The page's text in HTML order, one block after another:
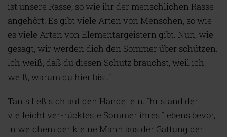
ist unsere Rasse, so wie ihr der menschlichen Rasse
angehört. Es gibt viele Arten von Menschen, so wie
es viele Arten von Elementargeistern gibt. Nun, wie
gesagt, wir werden dich den Sommer über schützen.
Ich weiß, daß du diesen Schutz brauchst, weil ich
weiß, warum du hier bist."
Tanis ließ sich auf den Handel ein. Ihr stand der
vielleicht ver-rückteste Sommer ihres Lebens bevor,
in welchem der kleine Mann aus der Gattung der